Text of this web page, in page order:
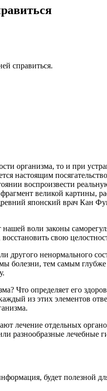
справиться.
организма, то и при
настоящим
воспроизвести
великой картины,
японский врач Кан
воли законы
свою
другого ненормального
тем самым глубже
Что определяет его
из этих элементов
лечение отдельных
разнообразные лечебные
будет полезной